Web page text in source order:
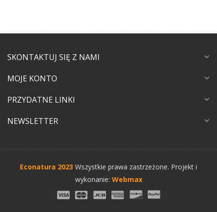
SKONTAKTUJ SIĘ Z NAMI expand_more
MOJE KONTO expand_more
PRZYDATNE LINKI expand_more
NEWSLETTER expand_more
Econatura 2023 Wszystkie prawa zastrzeżone. Projekt i
wykonanie: Webmax